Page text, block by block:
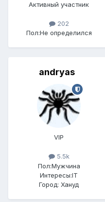
Активный участник
202
Пол:Не определился
andryas
VIP
5.5k
Пол:Мужчина
Интересы:IT
Город: Хануд